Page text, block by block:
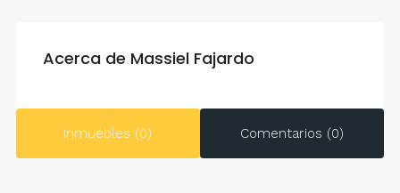
Acerca de Massiel Fajardo
Inmuebles (0) Comentarios (0)